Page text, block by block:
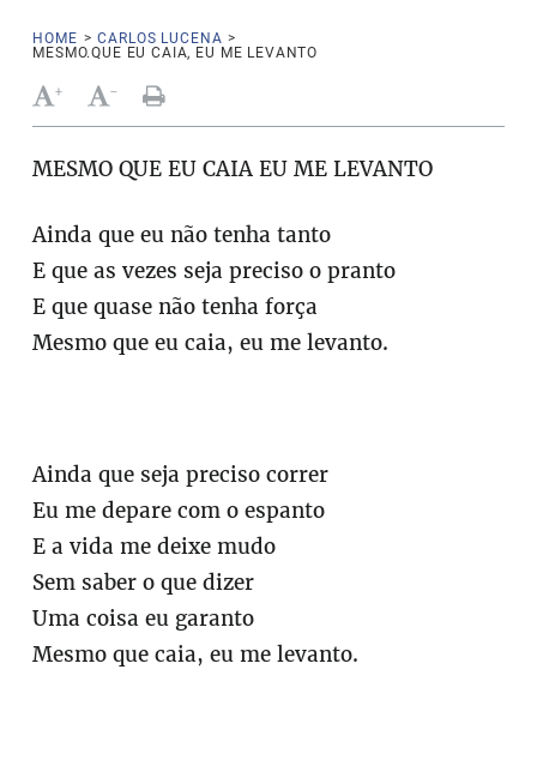
HOME > CARLOS LUCENA >
MESMO.QUE EU CAIA, EU ME LEVANTO
+ -
MESMO QUE EU CAIA EU ME LEVANTO
Ainda que eu não tenha tanto
E que as vezes seja preciso o pranto
E que quase não tenha força
Mesmo que eu caia, eu me levanto.
Ainda que seja preciso correr
Eu me depare com o espanto
E a vida me deixe mudo
Sem saber o que dizer
Uma coisa eu garanto
Mesmo que caia, eu me levanto.